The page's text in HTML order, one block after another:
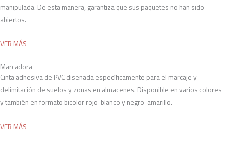
manipulada. De esta manera, garantiza que sus paquetes no han sido
abiertos.
VER MÁS
Marcadora
Cinta adhesiva de PVC diseñada específicamente para el marcaje y
delimitación de suelos y zonas en almacenes. Disponible en varios colores
y también en formato bicolor rojo-blanco y negro-amarillo.
VER MÁS